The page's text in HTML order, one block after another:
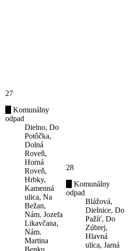
27
Komunálny
odpad
Dielno, Do
Potôčka,
Dolná
Roveň,
Horná
Roveň,
Hrbky,
Kamenná
ulica, Na
Bežan,
Nám. Jozefa
Likavčana,
Nám.
Martina
Benku,
28
Komunálny
odpad
Blážová,
Dielnice, Do
Pažíť, Do
Zúbrej,
Hlavná
ulica, Jarná